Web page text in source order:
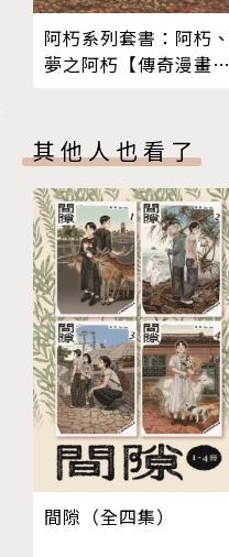
阿朽系列套書：阿朽、
夢之阿朽【傳奇漫畫大
其他人也看了
間隙（全四集）